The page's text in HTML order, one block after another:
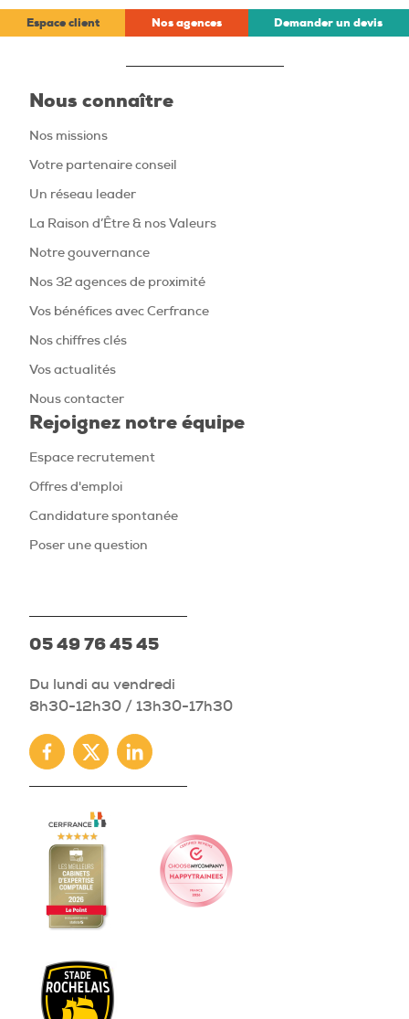
Espace client Nos agences Demander un devis
Nous connaître
Nos missions
Votre partenaire conseil
Un réseau leader
La Raison d’Être & nos Valeurs
Notre gouvernance
Nos 32 agences de proximité
Vos bénéfices avec Cerfrance
Nos chiffres clés
Vos actualités
Nous contacter
Rejoignez notre équipe
Espace recrutement
Offres d'emploi
Candidature spontanée
Poser une question
05 49 76 45 45
Du lundi au vendredi
8h30-12h30 / 13h30-17h30
Facebook
TwitterLinkedin